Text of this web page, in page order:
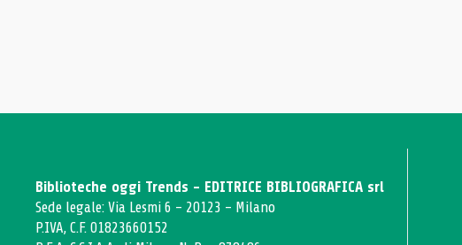
Biblioteche oggi Trends - EDITRICE BIBLIOGRAFICA srl
Sede legale: Via Lesmi 6 - 20123 - Milano
P.IVA, C.F. 01823660152